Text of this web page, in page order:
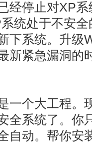
停止对XP系
统处于不安
下系统。升级
新紧急漏洞的
个大工程。
全系统了。你
自动。帮你安